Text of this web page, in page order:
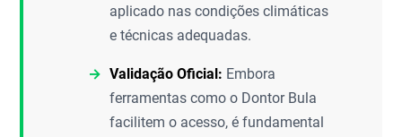
aplicado nas condições climáticas
e técnicas adequadas.
Validação Oficial: Embora
ferramentas como o Dontor Bula
facilitem o acesso, é fundamental